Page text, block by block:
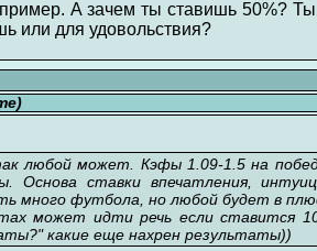
А зачем ты ставишь 50%?
или для удовольствия?
любой может. Кэфы 1.09-1.5 на
Основа ставки впечатления,
много футбола, но любой будет в
может идти речь если ставится
какие еще нахрен результаты))